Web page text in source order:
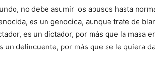
no debe asumir los abusos hasta
es un genocida, aunque trate de
es un dictador, por más que la masa
un delincuente, por más que se le quiera